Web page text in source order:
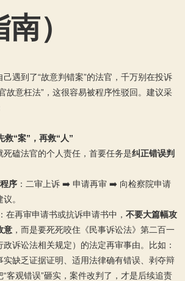
）
己遇到了“故意判错案”的法官，千万别在投诉
故意枉法”，这很容易被程序性驳回。建议采
救“案”，再救“人”
死磕法官的个人责任，首要任务是纠正错误判
序 ：二审上诉 ➡️ 申请再审 ➡️ 向检察院申请
。
：在再审申请书或抗诉申请书中， 不要大篇幅攻
意 ，而是要死死咬住《民事诉讼法》第二百一
政诉讼法相关规定）的法定再审事由。比如：
实缺乏证据证明、适用法律确有错误、剥夺辩
“客观错误”砸实，案件改判了，才是后续追责